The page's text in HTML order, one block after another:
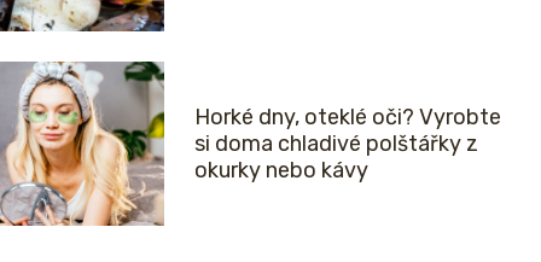
Horké dny, oteklé oči? Vyrobte
si doma chladivé polštářky z
okurky nebo kávy